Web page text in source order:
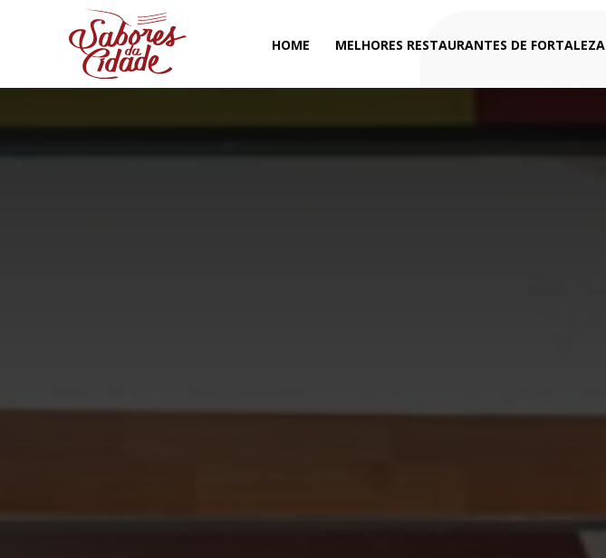
HOME MELHORES RESTAURANTES DE FORTALEZA